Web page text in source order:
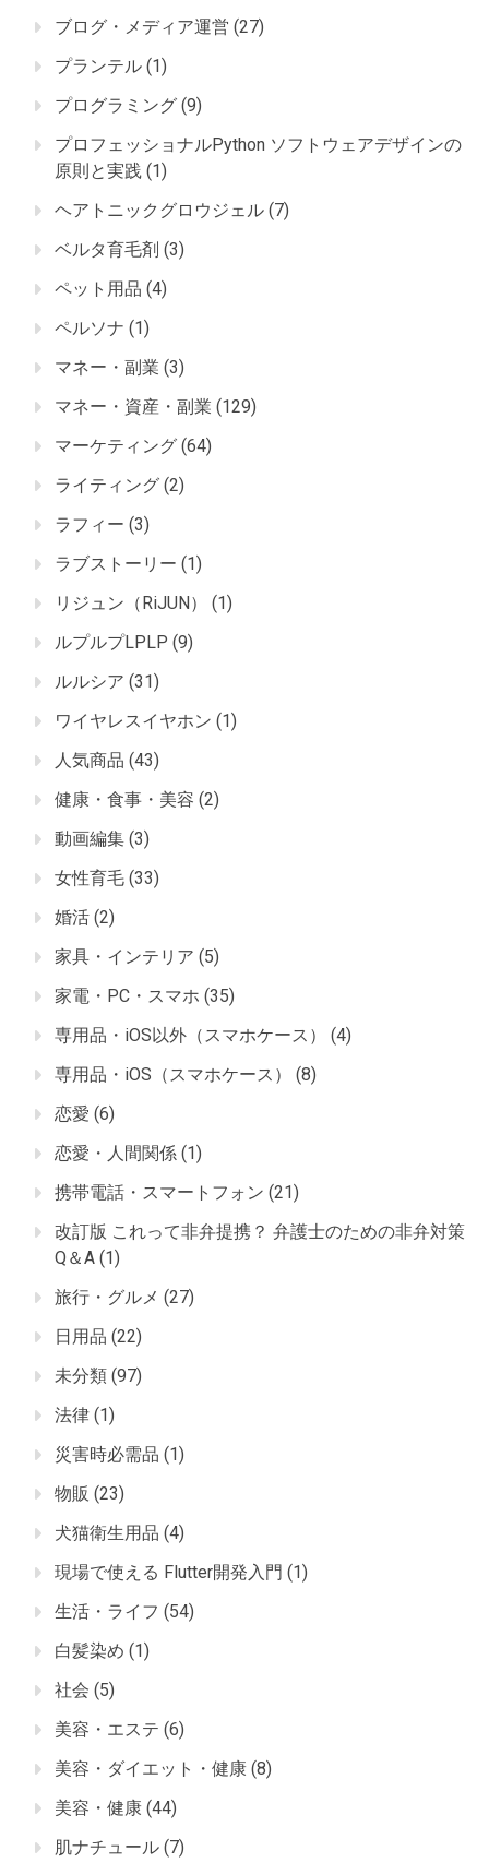
ブログ・メディア運営 (27)
プランテル (1)
プログラミング (9)
プロフェッショナルPython ソフトウェアデザインの
原則と実践 (1)
ヘアトニックグロウジェル (7)
ベルタ育毛剤 (3)
ペット用品 (4)
ペルソナ (1)
マネー・副業 (3)
マネー・資産・副業 (129)
マーケティング (64)
ライティング (2)
ラフィー (3)
ラブストーリー (1)
リジュン（RiJUN）
(1)
ルプルプLPLP (9)
ルルシア (31)
ワイヤレスイヤホン (1)
人気商品 (43)
健康・食事・美容 (2)
動画編集 (3)
女性育毛 (33)
婚活 (2)
家具・インテリア (5)
家電・PC・スマホ (35)
専用品・iOS以外（スマホケース）
(4)
専用品・iOS（スマホケース）
(8)
恋愛 (6)
恋愛・人間関係 (1)
携帯電話・スマートフォン (21)
改訂版 これって非弁提携？ 弁護士のための非弁対策
Q＆A (1)
旅行・グルメ (27)
日用品 (22)
未分類 (97)
法律 (1)
災害時必需品 (1)
物販 (23)
犬猫衛生用品 (4)
現場で使える Flutter開発入門 (1)
生活・ライフ (54)
白髪染め (1)
社会 (5)
美容・エステ (6)
美容・ダイエット・健康 (8)
美容・健康 (44)
肌ナチュール (7)